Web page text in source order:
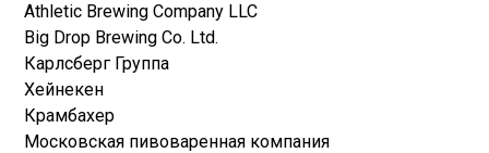
Athletic Brewing Company LLC
Big Drop Brewing Co. Ltd.
Карлсберг Группа
Хейнекен
Крамбахер
Московская пивоваренная компания